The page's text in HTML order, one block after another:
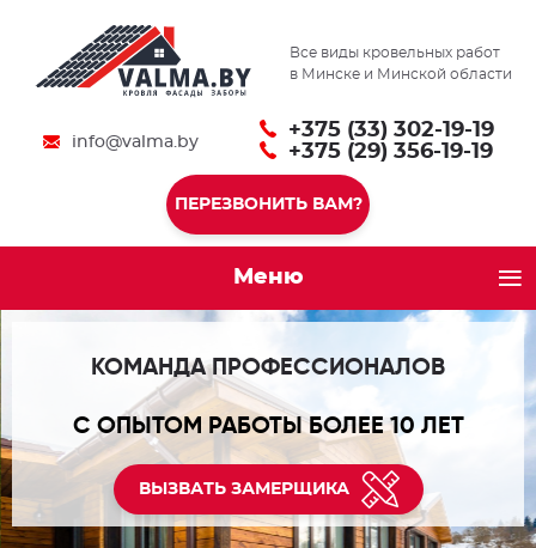
Все виды кровельных работ
в Минске и Минской области
info@valma.by
+375 (33) 302-19-19
+375 (29) 356-19-19
ПЕРЕЗВОНИТЬ ВАМ?
Меню
КОМАНДА ПРОФЕССИОНАЛОВ
С ОПЫТОМ РАБОТЫ БОЛЕЕ 10 ЛЕТ
ВЫЗВАТЬ ЗАМЕРЩИКА